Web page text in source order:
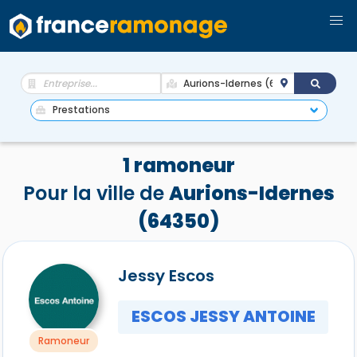
1 ramoneur
Pour la ville deAurions-Idernes
(64350)
Ramoneur
Jessy Escos
ESCOS JESSY ANTOINE